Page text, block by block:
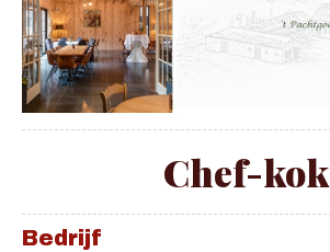
Chef-kok
Bedrijf